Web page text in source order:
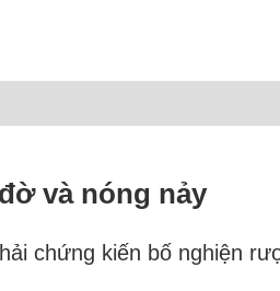
và nóng nảy
chứng kiến bố nghiện